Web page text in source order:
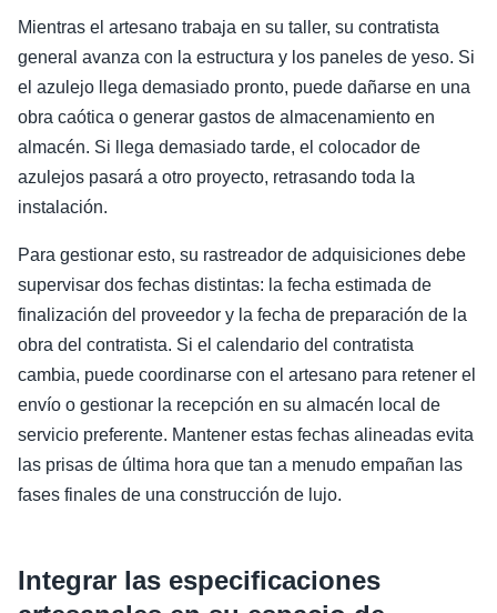
Mientras el artesano trabaja en su taller, su contratista
general avanza con la estructura y los paneles de yeso. Si
el azulejo llega demasiado pronto, puede dañarse en una
obra caótica o generar gastos de almacenamiento en
almacén. Si llega demasiado tarde, el colocador de
azulejos pasará a otro proyecto, retrasando toda la
instalación.
Para gestionar esto, su rastreador de adquisiciones debe
supervisar dos fechas distintas: la fecha estimada de
finalización del proveedor y la fecha de preparación de la
obra del contratista. Si el calendario del contratista
cambia, puede coordinarse con el artesano para retener el
envío o gestionar la recepción en su almacén local de
servicio preferente. Mantener estas fechas alineadas evita
las prisas de última hora que tan a menudo empañan las
fases finales de una construcción de lujo.
Integrar las especificaciones